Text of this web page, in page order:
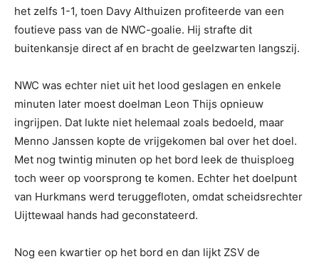
het zelfs 1-1, toen Davy Althuizen profiteerde van een
foutieve pass van de NWC-goalie. Hij strafte dit
buitenkansje direct af en bracht de geelzwarten langszij.
NWC was echter niet uit het lood geslagen en enkele
minuten later moest doelman Leon Thijs opnieuw
ingrijpen. Dat lukte niet helemaal zoals bedoeld, maar
Menno Janssen kopte de vrijgekomen bal over het doel.
Met nog twintig minuten op het bord leek de thuisploeg
toch weer op voorsprong te komen. Echter het doelpunt
van Hurkmans werd teruggefloten, omdat scheidsrechter
Uijttewaal hands had geconstateerd.
Nog een kwartier op het bord en dan lijkt ZSV de